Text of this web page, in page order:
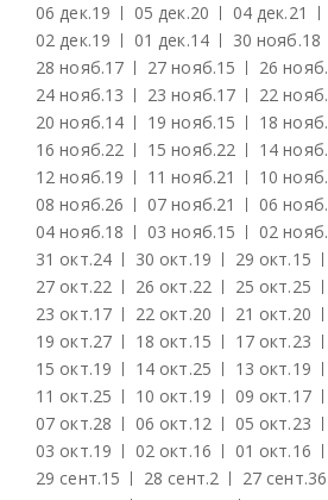
06 дек.19 05 дек.20 04 дек.21
02 дек.19 01 дек.14 30 нояб.18
28 нояб.17 27 нояб.15 26 нояб.
24 нояб.13 23 нояб.17 22 нояб.
20 нояб.14 19 нояб.15 18 нояб.
16 нояб.22 15 нояб.22 14 нояб.
12 нояб.19 11 нояб.21 10 нояб.
08 нояб.26 07 нояб.21 06 нояб.
04 нояб.18 03 нояб.15 02 нояб.
31 окт.24 30 окт.19 29 окт.15
27 окт.22 26 окт.22 25 окт.25
23 окт.17 22 окт.20 21 окт.20
19 окт.27 18 окт.15 17 окт.23
15 окт.19 14 окт.25 13 окт.19
11 окт.25 10 окт.19 09 окт.17
07 окт.28 06 окт.12 05 окт.23
03 окт.19 02 окт.16 01 окт.16
29 сент.15 28 сент.2 27 сент.36